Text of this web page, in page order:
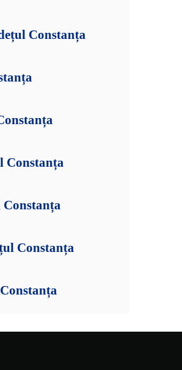
Constanța
Constanța
Constanța